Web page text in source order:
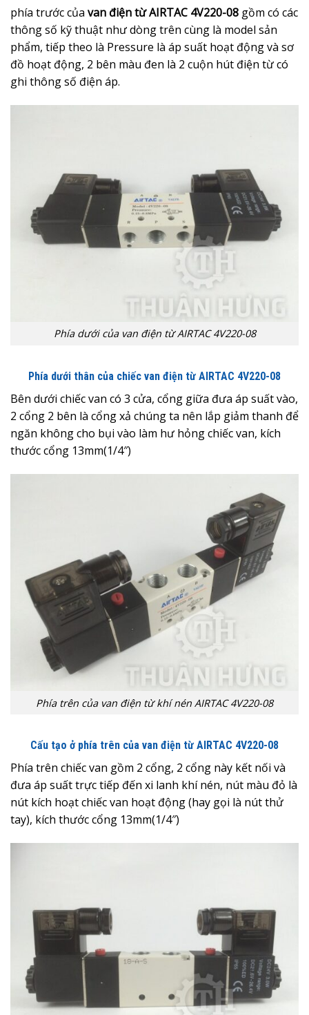
phía trước của van điện từ AIRTAC 4V220-08 gồm có các
thông số kỹ thuật như dòng trên cùng là model sản
phẩm, tiếp theo là Pressure là áp suất hoạt động và sơ
đồ hoạt động, 2 bên màu đen là 2 cuộn hút điện từ có
ghi thông số điện áp.
Phía dưới của van điện từ AIRTAC 4V220-08
Phía dưới thân của chiếc van điện từ AIRTAC 4V220-08
Bên dưới chiếc van có 3 cửa, cổng giữa đưa áp suất vào,
2 cổng 2 bên là cổng xả chúng ta nên lắp giảm thanh để
ngăn không cho bụi vào làm hư hỏng chiếc van, kích
thước cổng 13mm(1/4″)
Phía trên của van điện từ khí nén AIRTAC 4V220-08
Cấu tạo ở phía trên của van điện từ AIRTAC 4V220-08
Phía trên chiếc van gồm 2 cổng, 2 cổng này kết nối và
đưa áp suất trực tiếp đến xi lanh khí nén, nút màu đỏ là
nút kích hoạt chiếc van hoạt động (hay gọi là nút thử
tay), kích thước cổng 13mm(1/4″)